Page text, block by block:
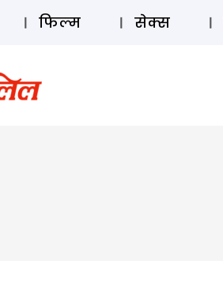
फिल्म सेक्स